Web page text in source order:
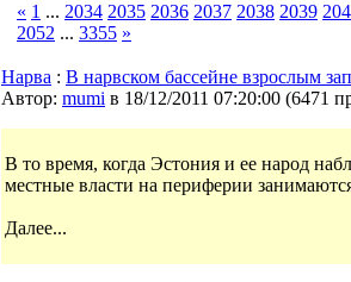
« 1 ... 2034 2035 2036 2037 2038 2039
2052 ... 3355 »
Нарва : В нарвском бассейне взрослым
Автор: mumi в 18/12/2011 07:20:00 (6471
В то время, когда Эстония и ее народ
местные власти на периферии
Далее...